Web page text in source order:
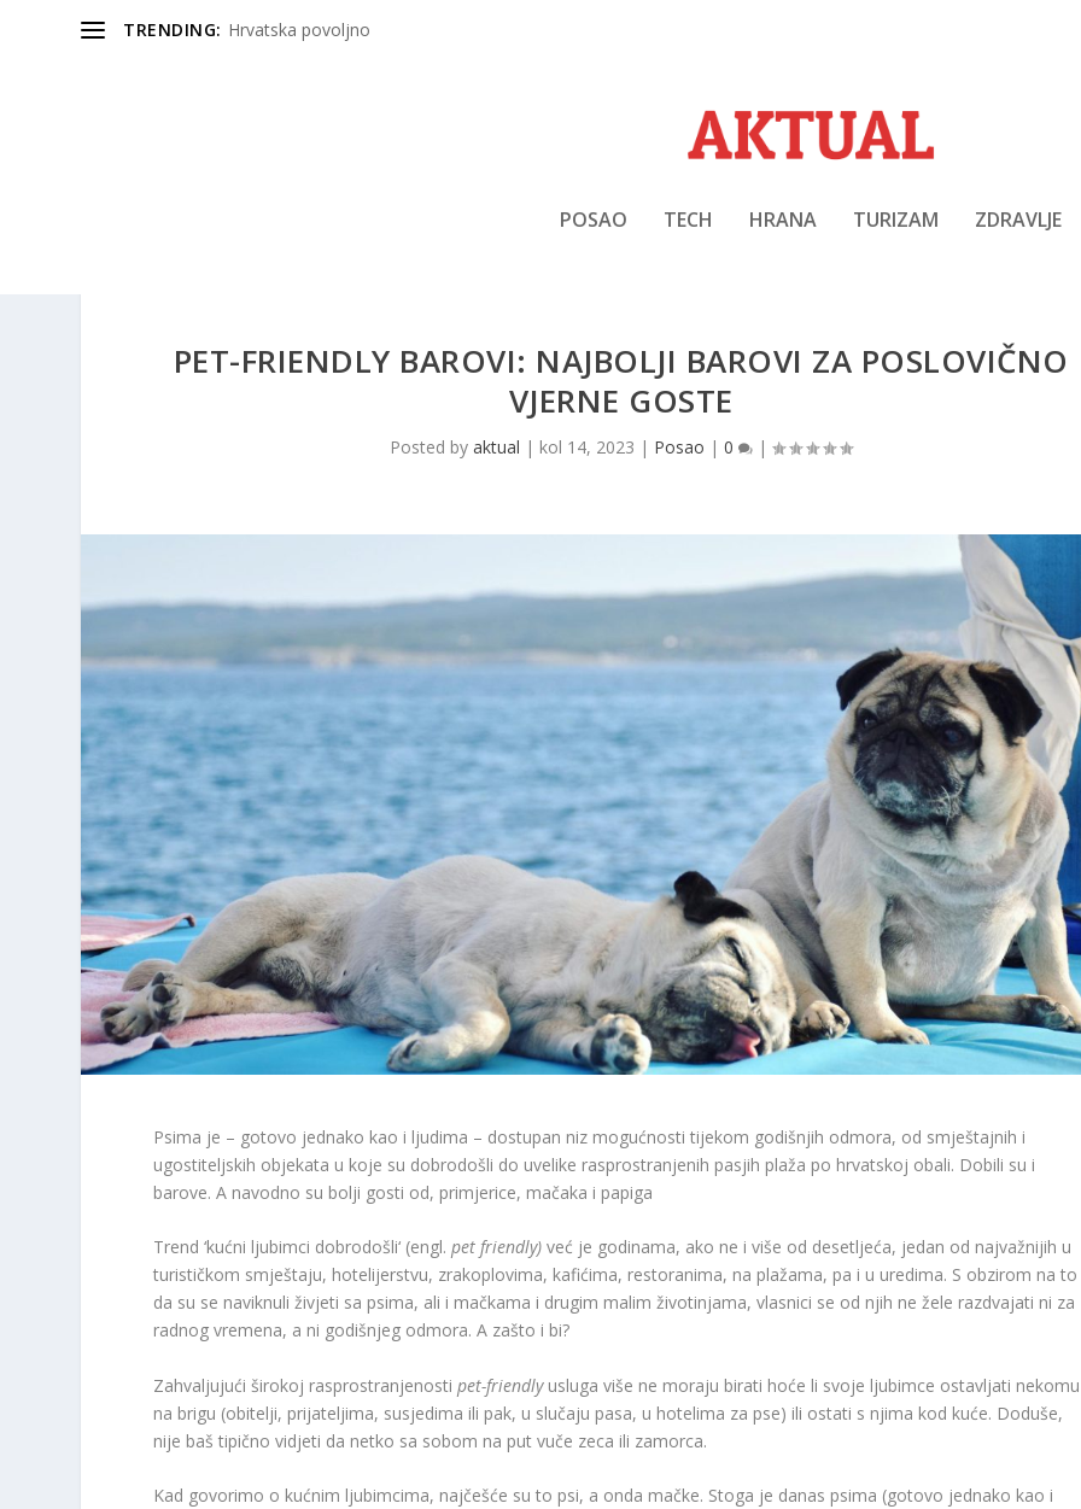
TRENDING: Hrvatska povoljno
POSAO TECH HRANA TURIZAM ZDRAVLJE
PET-FRIENDLY BAROVI: NAJBOLJI BAROVI ZA POSLOVIČNO
VJERNE GOSTE
Posted byaktual | kol 14, 2023 | Posao |0 |
Psima je – gotovo jednako kao i ljudima – dostupan niz mogućnosti tijekom godišnjih odmora, od smještajnih i
ugostiteljskih objekata u koje su dobrodošli do uvelike rasprostranjenih pasjih plaža po hrvatskoj obali. Dobili su i
barove. A navodno su bolji gosti od, primjerice, mačaka i papiga
Trend ‘kućni ljubimci dobrodošli‘ (engl.pet friendly)već je godinama, ako ne i više od desetljeća, jedan od najvažnijih u
turističkom smještaju, hotelijerstvu, zrakoplovima, kafićima, restoranima, na plažama, pa i u uredima. S obzirom na to
da su se naviknuli živjeti sa psima, ali i mačkama i drugim malim životinjama, vlasnici se od njih ne žele razdvajati ni za
radnog vremena, a ni godišnjeg odmora. A zašto i bi?
Zahvaljujući širokoj rasprostranjenostipet-friendlyusluga više ne moraju birati hoće li svoje ljubimce ostavljati nekomu
na brigu (obitelji, prijateljima, susjedima ili pak, u slučaju pasa, u hotelima za pse) ili ostati s njima kod kuće. Doduše,
nije baš tipično vidjeti da netko sa sobom na put vuče zeca ili zamorca.
Kad govorimo o kućnim ljubimcima, najčešće su to psi, a onda mačke. Stoga je danas psima (gotovo jednako kao i